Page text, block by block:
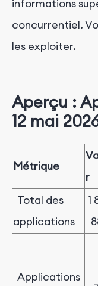
informations
concurrentiel.
les exploiter.
Aperçu :
12 mai
Métrique
r
Total des
applications
1
Applications